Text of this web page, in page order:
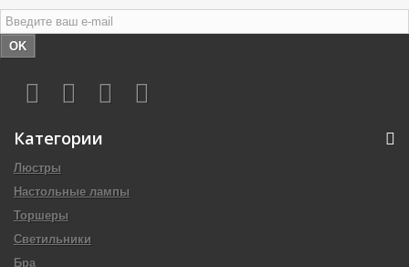
OK
Категории
Люстры
Настольные лампы
Торшеры
Светильники
Бра